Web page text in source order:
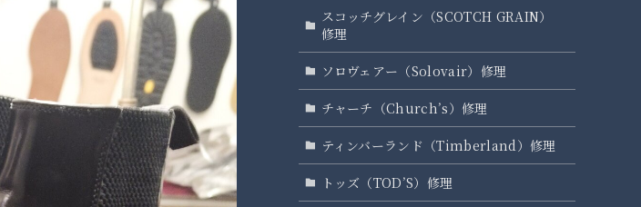
スコッチグレイン（SCOTCH GRAIN）
修理
ソロヴェアー（Solovair）修理
チャーチ（Church’s）修理
ティンバーランド（Timberland）修理
トッズ（TOD’S）修理